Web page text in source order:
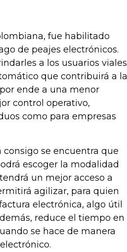
fue habilitado
de peajes electrónicos.
a los usuarios viales
que contribuirá a la
ende a una menor
control operativo,
como para empresas
se encuentra que
escoger la modalidad
un mejor acceso a
agilizar, para quien
electrónica, algo útil
reduce el tiempo en
se hace de manera